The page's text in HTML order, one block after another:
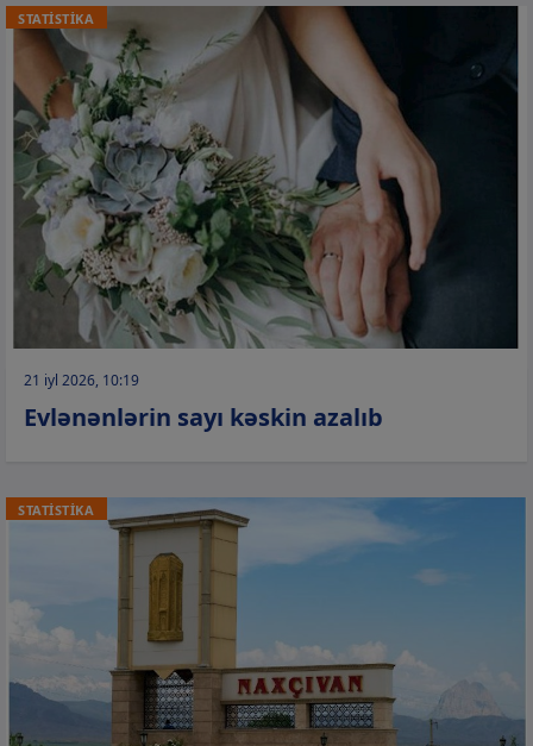
STATİSTİKA
21 iyl 2026, 10:19
Evlənənlərin sayı kəskin azalıb
STATİSTİKA